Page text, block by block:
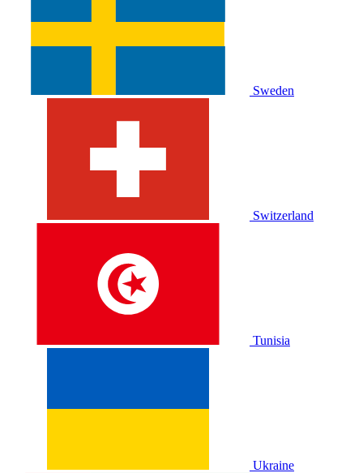
Sweden
Switzerland
Tunisia
Ukraine